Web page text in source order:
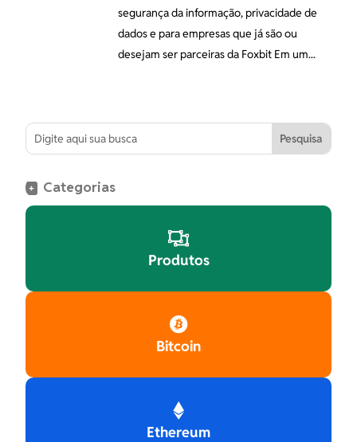
segurança da informação, privacidade de
dados e para empresas que já são ou
desejam ser parceiras da Foxbit Em um...
+ Categorias

Produtos

Bitcoin

Ethereum